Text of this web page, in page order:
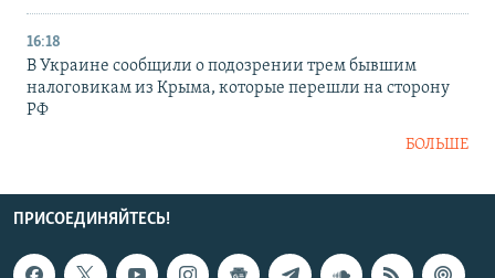
16:18
В Украине сообщили о подозрении трем бывшим
налоговикам из Крыма, которые перешли на сторону
РФ
БОЛЬШЕ
ПРИСОЕДИНЯЙТЕСЬ!